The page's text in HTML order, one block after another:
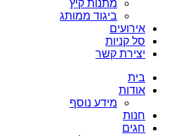
מתנות קיץ
ביגוד ממותג
אירועים
סל קניות
יצירת קשר
בית
אודות
מידע נוסף
חנות
חגים